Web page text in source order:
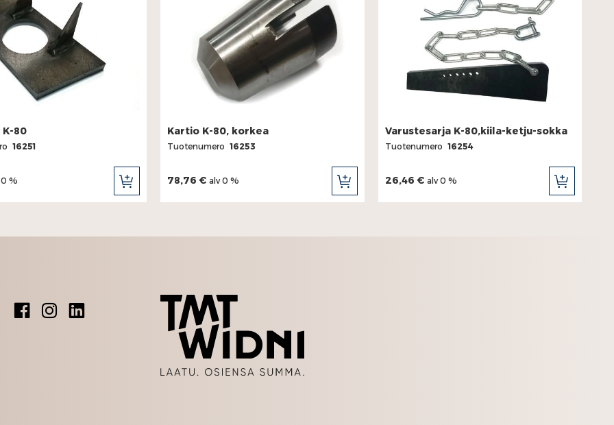
K-80
16251
%
LISÄÄ
Kartio K-80, korkea
Tuotenumero 16253
78,76 € alv 0 %
LISÄÄ
Varustesarja K-80,kiila-ketju-sokka
Tuotenumero 16254
26,46 € alv 0 %
LISÄÄ